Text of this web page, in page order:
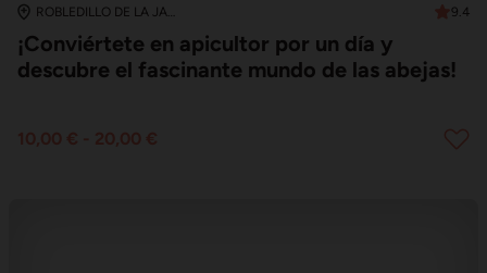
ROBLEDILLO DE LA JARA 9.4
¡Conviértete en apicultor por un día y
descubre el fascinante mundo de las abejas!
10,00 € - 20,00 €